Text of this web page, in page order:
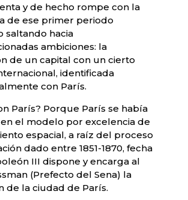
y de hecho rompe con la
de ese primer periodo
saltando hacia
ambiciones: la
de un capital con un cierto
identificada
con París.
París? Porque París se había
el modelo por excelencia de
espacial, a raíz del proceso
dado entre 1851-1870, fecha
III dispone y encarga al
(Prefecto del Sena) la
de la ciudad de París.